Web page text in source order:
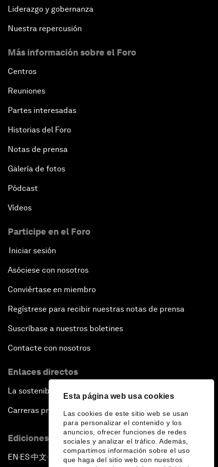
Esta página web usa cookies
Las cookies de este sitio web se usan
para personalizar el contenido y los
anuncios, ofrecer funciones de redes
sociales y analizar el tráfico. Además,
compartimos información sobre el uso
que haga del sitio web con nuestros
Liderazgo y gobernanza
Nuestra repercusión
Más información sobre el Foro
Centros
Reuniones
Partes interesadas
Historias del Foro
Notas de prensa
Galería de fotos
Pódcast
Vídeos
Participe en el Foro
Iniciar sesión
Asóciese con nosotros
Conviértase en miembro
Regístrese para recibir nuestras notas de prensa
Suscríbase a nuestros boletines
Contacte con nosotros
Enlaces directos
La sostenibilidad en el Foro
Carreras profesionales
Ediciones en otros idiomas
EN ▪ ES▪中文▪ 日本語